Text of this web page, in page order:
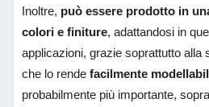
Inoltre, può essere prodotto in
colori e finiture, adattandosi in
applicazioni, grazie soprattutto alla
che lo rendefacilmente
probabilmente più importante,